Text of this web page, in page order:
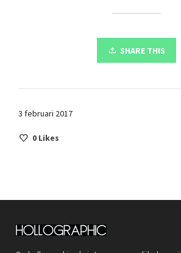
SHARE THIS
3 februari 2017
0 Likes